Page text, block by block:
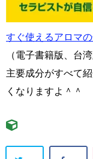
すぐ使えるアロマ
（電子書籍版、台
主要成分がすべて
くなりますよ＾＾